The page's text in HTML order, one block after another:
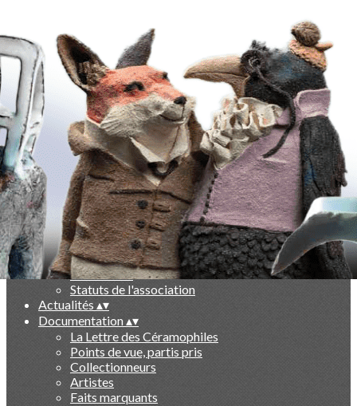
Exporter toutes les colonnes
Exporter uniquement les colonnes affichées
Menu
Ajoutez un logo, un bouton, des réseaux sociaux
Cliquez pour éditer
-
Qui sommes nous ?▴▾
Présentation
Le livre des 10 ans
Partenaires
Statuts de l'association
Actualités ▴▾
Documentation▴▾
La Lettre des Céramophiles
Points de vue, partis pris
Collectionneurs
Artistes
Faits marquants